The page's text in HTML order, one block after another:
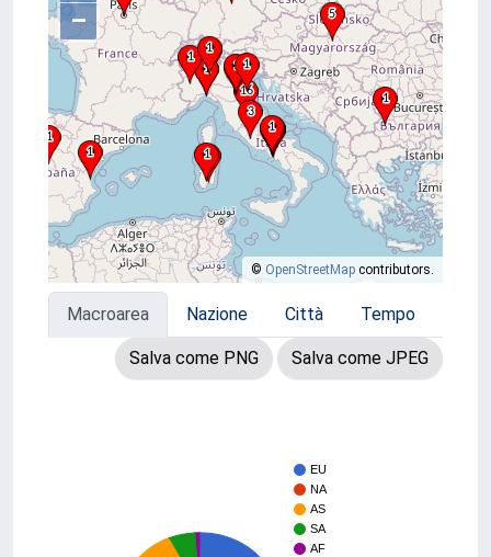
–
© OpenStreetMap contributors.
Macroarea Nazione Città Tempo
Salva come PNG Salva come JPEG
EU
NA
AS
SA
AF